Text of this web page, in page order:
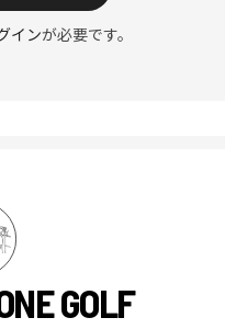
インが必要です。
GOLF